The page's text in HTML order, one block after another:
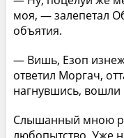
моя, — залепетал
объятия.
— Вишь, Езоп
ответил Моргач,
нагнувшись, вошли
Слышанный мною